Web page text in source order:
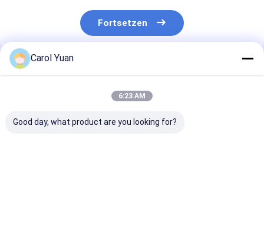
Fortsetzen
Empfohlene Produkte
Carol Yuan
6:23 AM
Good day, what product are you looking for?